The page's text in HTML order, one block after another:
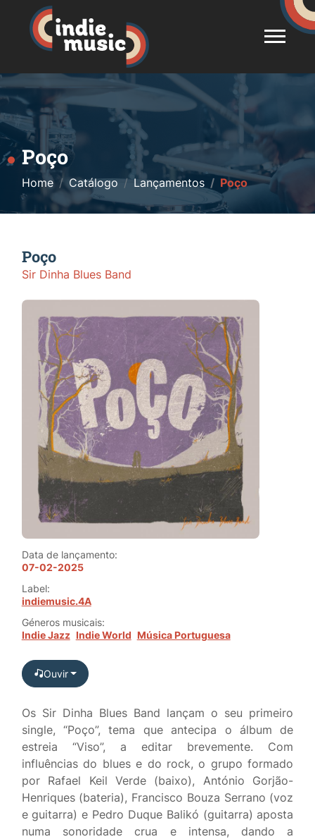
Poço
Home Catálogo Lançamentos Poço
Poço
Sir Dinha Blues Band
Data de lançamento:
07-02-2025
Label:
indiemusic.4A
Géneros musicais:
Indie Jazz Indie World Música Portuguesa
Ouvir
Os Sir Dinha Blues Band lançam o seu primeiro
single, “Poço”, tema que antecipa o álbum de
estreia “Viso”, a editar brevemente. Com
influências do blues e do rock, o grupo formado
por Rafael Keil Verde (baixo), António Gorjão-
Henriques (bateria), Francisco Bouza Serrano (voz
e guitarra) e Pedro Duque Balikó (guitarra) aposta
numa sonoridade crua e intensa, dando a